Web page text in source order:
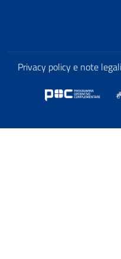
Privacy policy e note legali